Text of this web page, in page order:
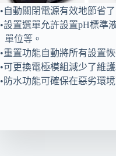
•自動關閉電源有效地節省
•設置選單允許設置pH標準
單位等。
•重置功能自動將所有設置
•可更換電極模組減少了維
•防水功能可確保在惡劣環